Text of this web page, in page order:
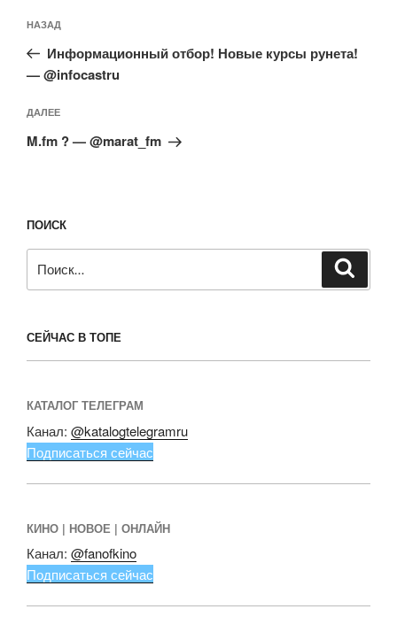
по
записям
Предыдущая
запись:
НАЗАД
Информационный отбор! Новые курсы рунета!
— @infocastru
Следующая
запись
ДАЛЕЕ
M.fm ? — @marat_fm
ПОИСК
СЕЙЧАС В ТОПЕ
КАТАЛОГ ТЕЛЕГРАМ
Канал: @katalogtelegramru
Подписаться сейчас
КИНО | НОВОЕ | ОНЛАЙН
Канал: @fanofkino
Подписаться сейчас